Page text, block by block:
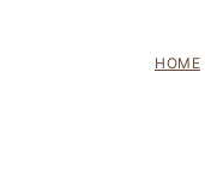
HOME